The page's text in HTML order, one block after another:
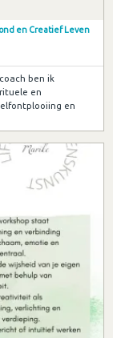
en Creatief Leven
ben ik
en
en